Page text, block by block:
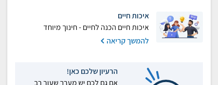
איכות חיים
איכות חיים הכנה לחיים - חינוך מיוחד
להמשך קריאה
הרעיון שלכם כאן!
אם גם לכם יש מערך שעור רב